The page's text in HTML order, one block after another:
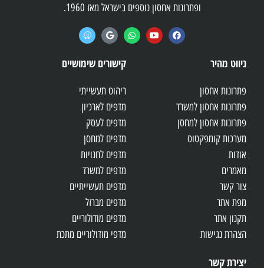
ופתרונות אחסון נוספים בישראל מאז 1960.
ניווט מהיר
פתרונות אחסון
פתרונות אחסון למשרד
פתרונות אחסון למחסן
מערכות קומפקטוס
אודות
מאמרים
צור קשר
מפת אתר
תקנון אתר
הצהרת נגישות
קישורים שימושיים
ריהוט תעשייתי
מדפים לארכיון
מדפים לעסק
מדפים למחסן
מדפים לחנויות
מדפים למשרד
מדפים תעשייתיים
מדפים מברזל
מדפים מודולוריים
מדפי מודולוריים מתכת
יצירת קשר